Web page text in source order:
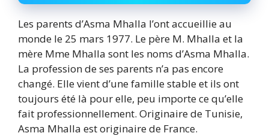
Les parents d’Asma Mhalla l’ont accueillie au
monde le 25 mars 1977. Le père M. Mhalla et la
mère Mme Mhalla sont les noms d’Asma Mhalla.
La profession de ses parents n’a pas encore
changé. Elle vient d’une famille stable et ils ont
toujours été là pour elle, peu importe ce qu’elle
fait professionnellement. Originaire de Tunisie,
Asma Mhalla est originaire de France.